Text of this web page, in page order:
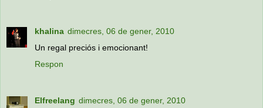
khalina dimecres, 06 de gener, 2010
Un regal preciós i emocionant!
Respon
Elfreelang dimecres, 06 de gener, 2010